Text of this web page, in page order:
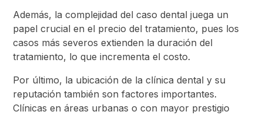
Además, la complejidad del caso dental juega un
papel crucial en el precio del tratamiento, pues los
casos más severos extienden la duración del
tratamiento, lo que incrementa el costo.
Por último, la ubicación de la clínica dental y su
reputación también son factores importantes.
Clínicas en áreas urbanas o con mayor prestigio